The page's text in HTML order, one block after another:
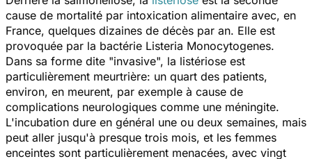
cause de mortalité par intoxication alimentaire avec, en
France, quelques dizaines de décès par an. Elle est
provoquée par la bactérie Listeria Monocytogenes.
Dans sa forme dite "invasive", la listériose est
particulièrement meurtrière: un quart des patients,
environ, en meurent, par exemple à cause de
complications neurologiques comme une méningite.
L'incubation dure en général une ou deux semaines, mais
peut aller jusqu'à presque trois mois, et les femmes
enceintes sont particulièrement menacées, avec vingt